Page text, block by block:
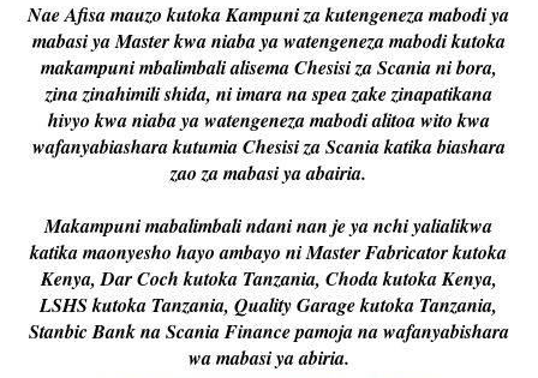
Nae Afisa mauzo kutoka Kampuni za kutengeneza mabodi ya
mabasi ya Master kwa niaba ya watengeneza mabodi kutoka
makampuni mbalimbali alisema Chesisi za Scania ni bora,
zina zinahimili shida, ni imara na spea zake zinapatikana
hivyo kwa niaba ya watengeneza mabodi alitoa wito kwa
wafanyabiashara kutumia Chesisi za Scania katika biashara
zao za mabasi ya abairia.
Makampuni mabalimbali ndani nan je ya nchi yalialikwa
katika maonyesho hayo ambayo ni Master Fabricator kutoka
Kenya, Dar Coch kutoka Tanzania, Choda kutoka Kenya,
LSHS kutoka Tanzania, Quality Garage kutoka Tanzania,
Stanbic Bank na Scania Finance pamoja na wafanyabishara
wa mabasi ya abiria.